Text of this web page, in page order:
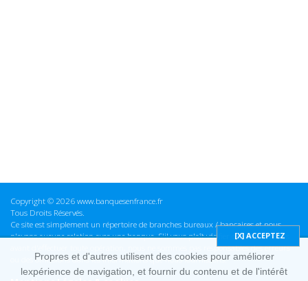
Copyright © 2026 www.banquesenfrance.fr
Tous Droits Réservés.
Ce site est simplement un répertoire de branches bureaux / bancaires et nous
n'avons aucune relation avec une banque. S'il vous plaît vérifier ces informations
avant d'effectuer toute opération, nous ne sommes pas responsables des erreurs
ou des omissions dans les informations que nous fournissons.
Propres et d'autres utilisent des cookies pour améliorer
lexpérience de navigation, et fournir du contenu et de l'intérêt